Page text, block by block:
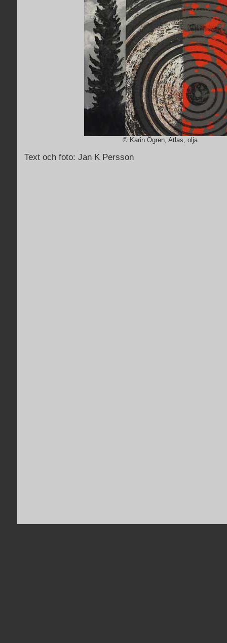
© Karin Ögren, Atlas, olja
Text och foto: Jan K Persson